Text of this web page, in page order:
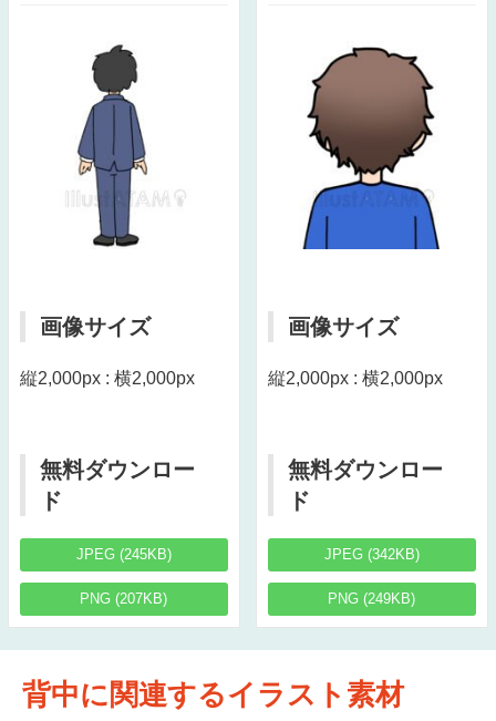
画像サイズ
縦2,000px : 横2,000px
無料ダウンロー
ド
JPEG (245KB)
PNG (207KB)
画像サイズ
縦2,000px : 横2,000px
無料ダウンロー
ド
JPEG (342KB)
PNG (249KB)
背中に関連するイラスト素材